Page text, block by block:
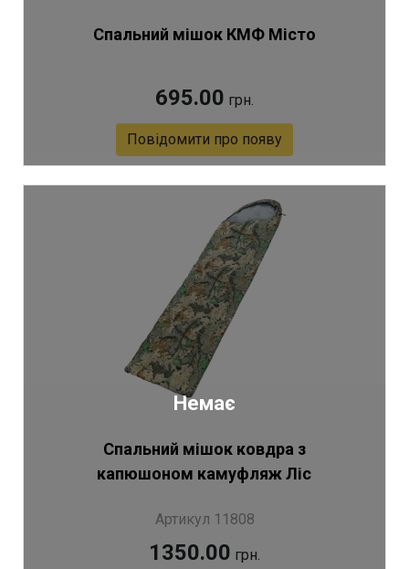
Спальний мішок КМФ Місто
695.00 грн.
Повідомити про появу
Немає
Спальний мішок ковдра з
капюшоном камуфляж Ліс
Артикул 11808
1350.00 грн.